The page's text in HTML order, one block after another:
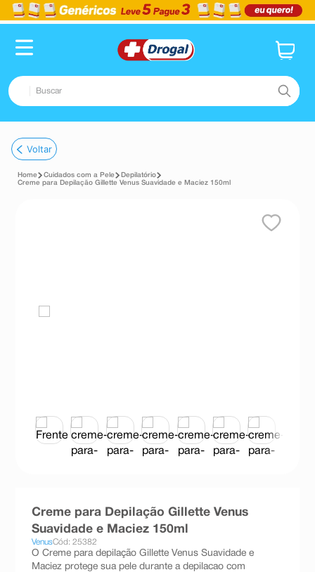
Buscar
1º fralda
2º dipirona
esmalte
Voltar
Cuidados com a Pele
Depilatório
Creme para Depilação Gillette Venus Suavidade e Maciez 150ml
Creme para Depilação Gillette Venus
Suavidade e Maciez 150ml
VenusCód: 25382
O Creme para depilação Gillette Venus Suavidade e
Maciez protege sua pele durante a depilacao com